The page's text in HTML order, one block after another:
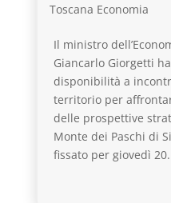
Toscana Economia
Il ministro
Giancarlo Giorgetti
disponibilità a
territorio per
delle prospettive
Monte dei Paschi di
fissato per giovedì